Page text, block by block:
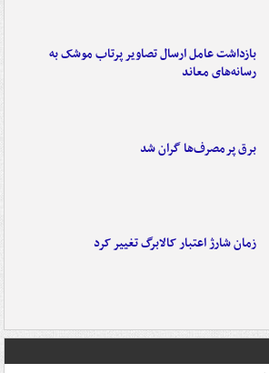
بازداشت عامل ارسال تصاویر پرتاب موشک به
رسانه‌های معاند
برق پرمصرف‌ها گران شد
زمان شارژ اعتبار کالابرگ تغییر کرد